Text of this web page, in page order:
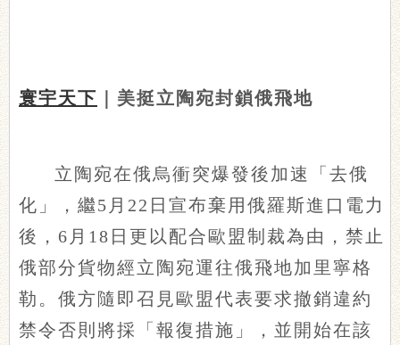
寰宇天下 ｜美挺立陶宛封鎖俄飛地
立陶宛在俄烏衝突爆發後加速「去俄
化」，繼5月22日宣布棄用俄羅斯進口電力
後，6月18日更以配合歐盟制裁為由，禁止
俄部分貨物經立陶宛運往俄飛地加里寧格
勒。俄方隨即召見歐盟代表要求撤銷違約
禁令否則將採「報復措施」，並開始在該